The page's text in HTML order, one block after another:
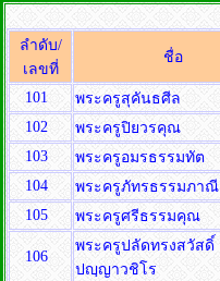
ลำดับ/
เลขที่
ชื่อ
101 พระครูสุคันธศีล
102
พระครูปิยวรคุณ
103
พระครูอมรธรรมทัต
104
พระครูภัทรธรรมภาณี
105
พระครูศรีธรรมคุณ
106
พระครูปลัดทรงสวัสดิ์
ปญฺญาวชิโร